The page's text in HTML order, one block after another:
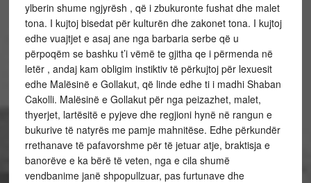
ylberin shume ngjyrësh , që i zbukuronte fushat dhe malet
tona. I kujtoj bisedat për kulturën dhe zakonet tona. I kujtoj
edhe vuajtjet e asaj ane nga barbaria serbe që u
përpoqëm se bashku t’i vëmë te gjitha qe i përmenda në
letër , andaj kam obligim instiktiv të përkujtoj për lexuesit
edhe Malësinë e Gollakut, që linde edhe ti i madhi Shaban
Cakolli. Malësinë e Gollakut për nga peizazhet, malet,
thyerjet, lartësitë e pyjeve dhe regjioni hynë në rangun e
bukurive të natyrës me pamje mahnitëse. Edhe përkundër
rrethanave të pafavorshme për të jetuar atje, braktisja e
banorëve e ka bërë të veten, nga e cila shumë
vendbanime janë shpopullzuar, pas furtunave dhe